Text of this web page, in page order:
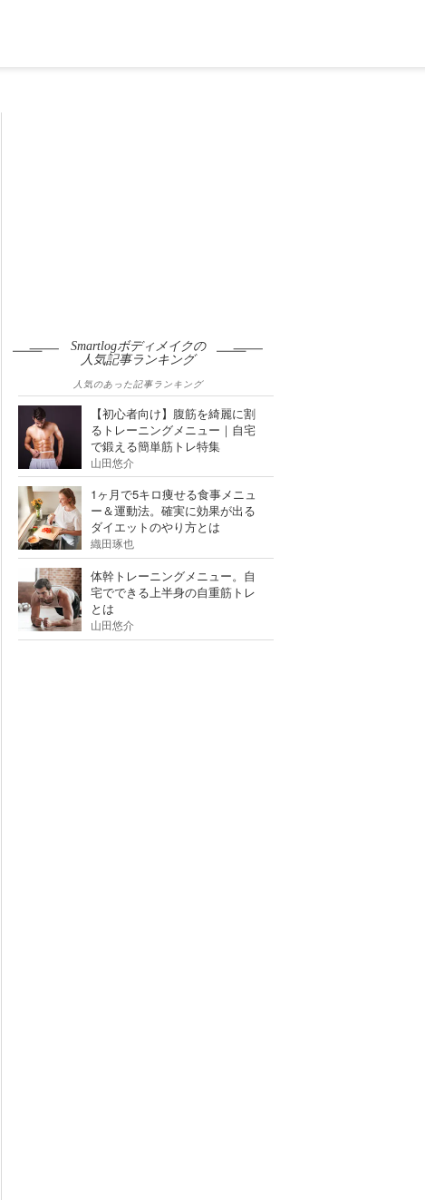
Smartlogボディメイクの
人気記事ランキング
人気のあった記事ランキング
【初心者向け】腹筋を綺麗に割
るトレーニングメニュー｜自宅
で鍛える簡単筋トレ特集
山田悠介
1ヶ月で5キロ痩せる食事メニュ
ー＆運動法。確実に効果が出る
ダイエットのやり方とは
織田琢也
体幹トレーニングメニュー。自
宅でできる上半身の自重筋トレ
とは
山田悠介